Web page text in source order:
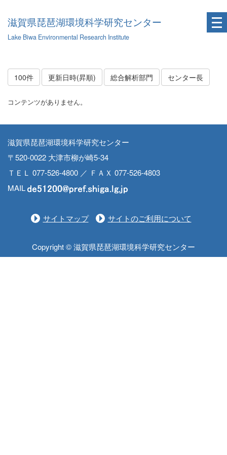
滋賀県琵琶湖環境科学研究センター
Lake Biwa Environmental Research Institute
100件 更新日時(昇順) 総合解析部門 センター長
コンテンツがありません。
滋賀県琵琶湖環境科学研究センター
〒520-0022 大津市柳が崎5-34
ＴＥＬ 077-526-4800 ／ ＦＡＸ 077-526-4803
MAIL
サイトマップ サイトのご利用について
Copyright © 滋賀県琵琶湖環境科学研究センター